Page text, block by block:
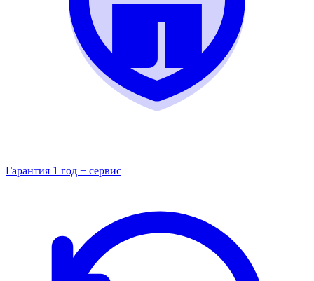
Гарантия 1 год + сервис